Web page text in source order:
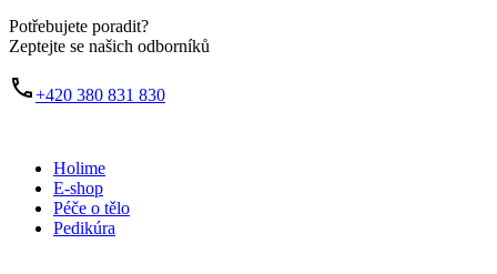
Potřebujete poradit?
Zeptejte se našich odborníků
+420 380 831 830
Holime
E-shop
Péče o tělo
Pedikúra